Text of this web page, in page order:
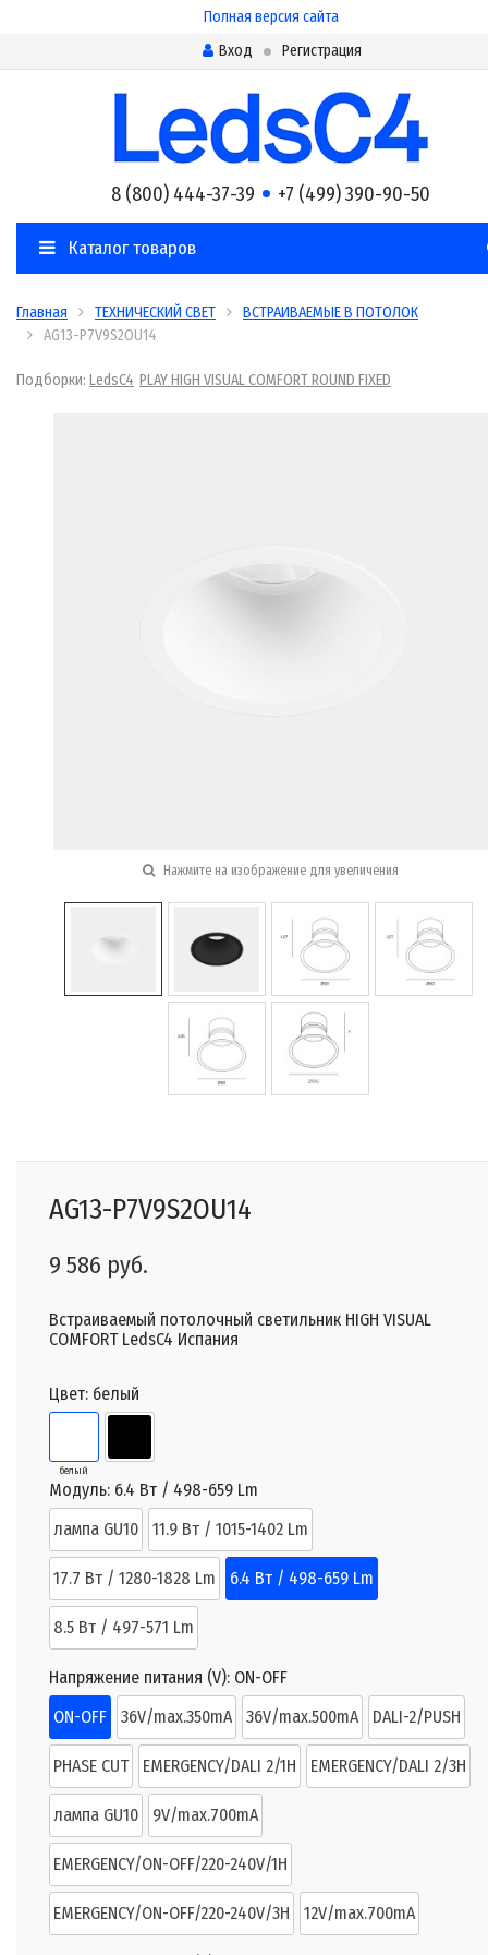
Полная версия сайта
Вход
Регистрация
8 (800) 444-37-39 +7 (499) 390-90-50
Каталог товаров
Главная ТЕХНИЧЕСКИЙ СВЕТ
ВСТРАИВАЕМЫЕ В ПОТОЛОК
AG13-P7V9S2OU14
Подборки: LedsC4 PLAY HIGH VISUAL COMFORT ROUND FIXED
Нажмите на изображение для увеличения
AG13-P7V9S2OU14
9 586 руб.
Встраиваемый потолочный светильник HIGH VISUAL
COMFORT LedsC4 Испания
Цвет: белый
белый
Модуль: 6.4 Вт / 498-659 Lm
лампа GU10
11.9 Вт / 1015-1402 Lm
17.7 Вт / 1280-1828 Lm 6.4 Вт / 498-659 Lm
8.5 Вт / 497-571 Lm
Напряжение питания (V): ON-OFF
ON-OFF
36V/max.350mA 36V/max.500mA DALI-2/PUSH
PHASE CUT EMERGENCY/DALI 2/1H EMERGENCY/DALI 2/3H
лампа GU10 9V/max.700mA
EMERGENCY/ON-OFF/220-240V/1H
EMERGENCY/ON-OFF/220-240V/3H 12V/max.700mA